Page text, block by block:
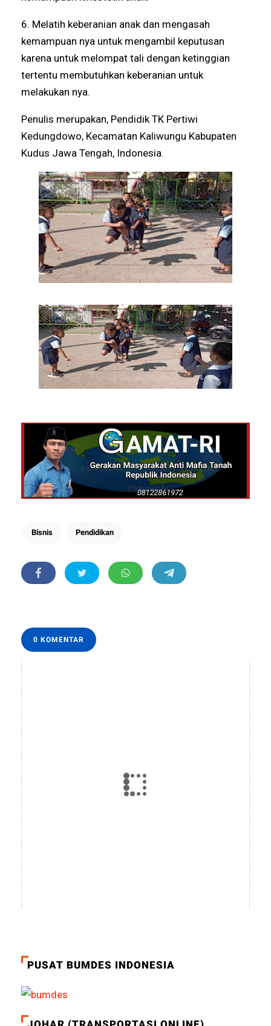
6. Melatih keberanian anak dan mengasah
kemampuan nya untuk mengambil keputusan
karena untuk melompat tali dengan ketinggian
tertentu membutuhkan keberanian untuk
melakukan nya.
Penulis merupakan, Pendidik TK Pertiwi
Kedungdowo, Kecamatan Kaliwungu Kabupaten
Kudus Jawa Tengah, Indonesia.
Bisnis Pendidikan
0 KOMENTAR
PUSAT BUMDES INDONESIA